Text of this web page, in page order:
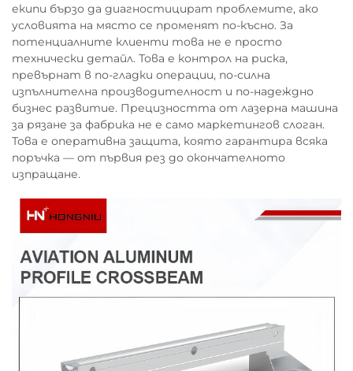
екипи бързо да диагностицират проблемите, ако
условията на място се променят по-късно. За
потенциалните клиенти това не е просто
технически детайл. Това е контрол на риска,
превърнат в по-гладки операции, по-силна
изпълнителна производителност и по-надеждно
бизнес развитие. Прецизността от лазерна машина
за рязане за фабрика не е само маркетингов слоган.
Това е оперативна защита, която гарантира всяка
поръчка — от първия рез до окончателното
изпращане.